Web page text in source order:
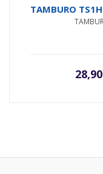
TAMBURO
28,90